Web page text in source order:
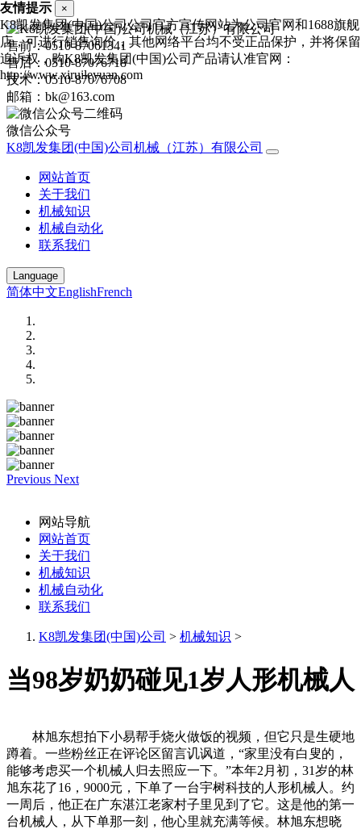
售前：0510-87061341
售后：0510-87076718
技术：0510-87076708
邮箱：bk@163.com
微信公众号
K8凯发集团(中国)公司机械（江苏）有限公司
网站首页
关于我们
机械知识
机械自动化
联系我们
Language
简体中文EnglishFrench
Previous Next
网站导航
网站首页
关于我们
机械知识
机械自动化
联系我们
K8凯发集团(中国)公司 > 机械知识 >
当98岁奶奶碰见1岁人形机械人
林旭东想拍下小易帮手烧火做饭的视频，但它只是生硬地
蹲着。一些粉丝正在评论区留言讥讽道，“家里没有白叟的，
能够考虑买一个机械人归去照应一下。”本年2月初，31岁的林
旭东花了16，9000元，下单了一台宇树科技的人形机械人。约
一周后，他正在广东湛江老家村子里见到了它。这是他的第一
台机械人，从下单那一刻，他心里就充满等候。林旭东想晓
友情提示 ×
K8凯发集团(中国)公司公司官方宣传网站为公司官网和1688旗舰
店，可进行销售询价，其他网络平台均不受正品保护，并将保留
追诉权，购K8凯发集团(中国)公司产品请认准官网：
http://www.xiruileyuan.com